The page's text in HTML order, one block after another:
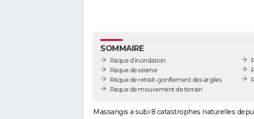
SOMMAIRE
Risque d’inondation
Risque de séisme
Risque de retrait-gonflement des argiles
Risque de mouvement de terrain
Massangis a subi 8 catastrophes naturelles